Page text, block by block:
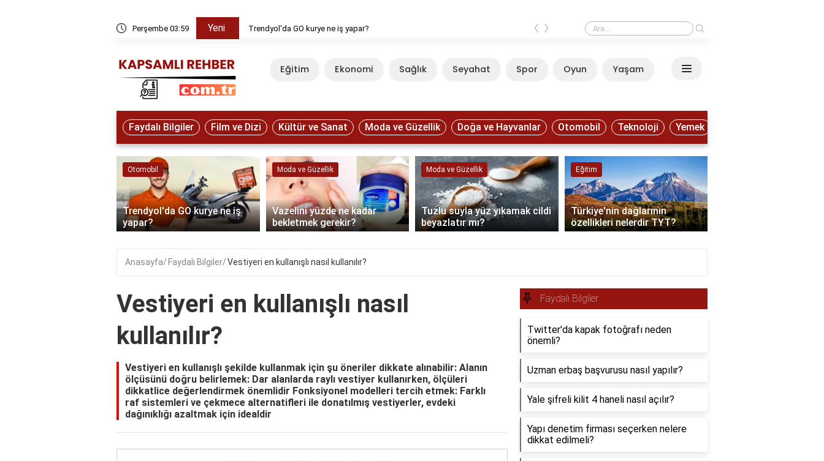
Perşembe 03:59 Yeni Trendyol'da GO kurye ne iş yapar? Trendyol'da GO kurye ne iş yapar?
‹ ›
Eğitim Ekonomi Sağlık Seyahat Spor Oyun Yaşam
Faydalı Bilgiler Film ve Dizi Kültür ve Sanat Moda ve Güzellik Doğa ve Hayvanlar Otomobil Teknoloji Yemek
Otomobil
Trendyol'da GO kurye ne iş
yapar?
Moda ve Güzellik
Vazelini yüzde ne kadar
bekletmek gerekir?
Moda ve Güzellik
Tuzlu suyla yüz yıkamak cildi
beyazlatır mı?
Eğitim
Türkiye'nin dağlarının
özellikleri nelerdir TYT?
‹ ›
Anasayfa Faydalı Bilgiler Vestiyeri en kullanışlı nasıl kullanılır?
Vestiyeri en kullanışlı nasıl
kullanılır?
Vestiyeri en kullanışlı şekilde kullanmak için şu öneriler dikkate alınabilir: Alanın
ölçüsünü doğru belirlemek: Dar alanlarda raylı vestiyer kullanırken, ölçüleri
dikkatlice değerlendirmek önemlidir Fonksiyonel modelleri tercih etmek: Farklı
raf sistemleri ve çekmece alternatifleri ile donatılmış vestiyerler, evdeki
dağınıklığı azaltmak için idealdir
Faydalı Bilgiler
Twitter'da kapak fotoğrafı neden
önemli?
Uzman erbaş başvurusu nasıl yapılır?
Yale şifreli kilit 4 haneli nasıl açılır?
Yapı denetim firması seçerken nelere
dikkat edilmeli?